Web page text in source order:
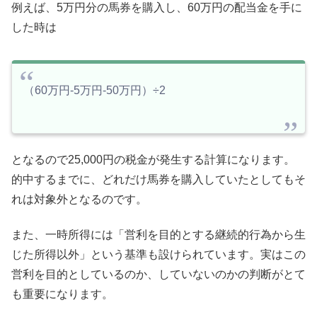
例えば、5万円分の馬券を購入し、60万円の配当金を手に
した時は
（60万円-5万円-50万円）÷2
となるので25,000円の税金が発生する計算になります。
的中するまでに、どれだけ馬券を購入していたとしてもそ
れは対象外となるのです。
また、一時所得には「営利を目的とする継続的行為から生
じた所得以外」という基準も設けられています。実はこの
営利を目的としているのか、していないのかの判断がとて
も重要になります。